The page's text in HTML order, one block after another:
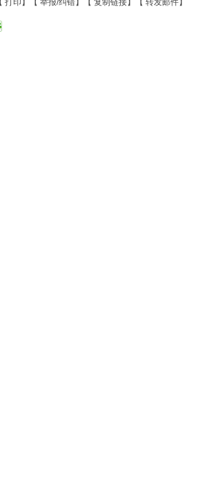
【 打印 】【 举报/纠错】【 复制链接】【 转发邮件】